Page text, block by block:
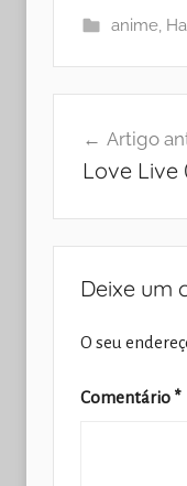
anime,
artigos
Artigo
Love Live
Deixe um
O seu
Comentário *